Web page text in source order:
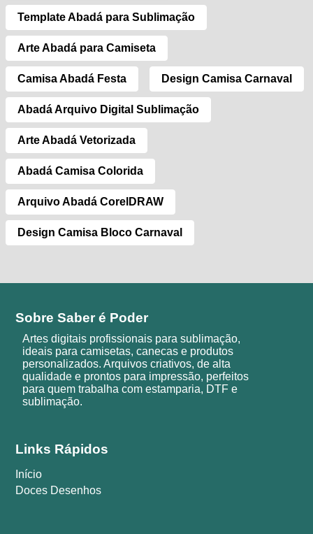
Template Abadá para Sublimação
Arte Abadá para Camiseta
Camisa Abadá Festa Design Camisa Carnaval
Abadá Arquivo Digital Sublimação
Arte Abadá Vetorizada
Abadá Camisa Colorida
Arquivo Abadá CorelDRAW
Design Camisa Bloco Carnaval
Sobre Saber é Poder
Artes digitais profissionais para sublimação,
ideais para camisetas, canecas e produtos
personalizados. Arquivos criativos, de alta
qualidade e prontos para impressão, perfeitos
para quem trabalha com estamparia, DTF e
sublimação.
Links Rápidos
Início
Doces Desenhos